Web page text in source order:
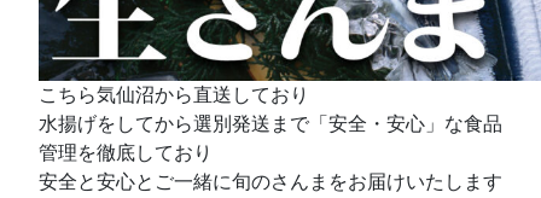
こちら気仙沼から直送しており
水揚げをしてから選別発送まで「安全・安心」な食品
管理を徹底しており
安全と安心とご一緒に旬のさんまをお届けいたします